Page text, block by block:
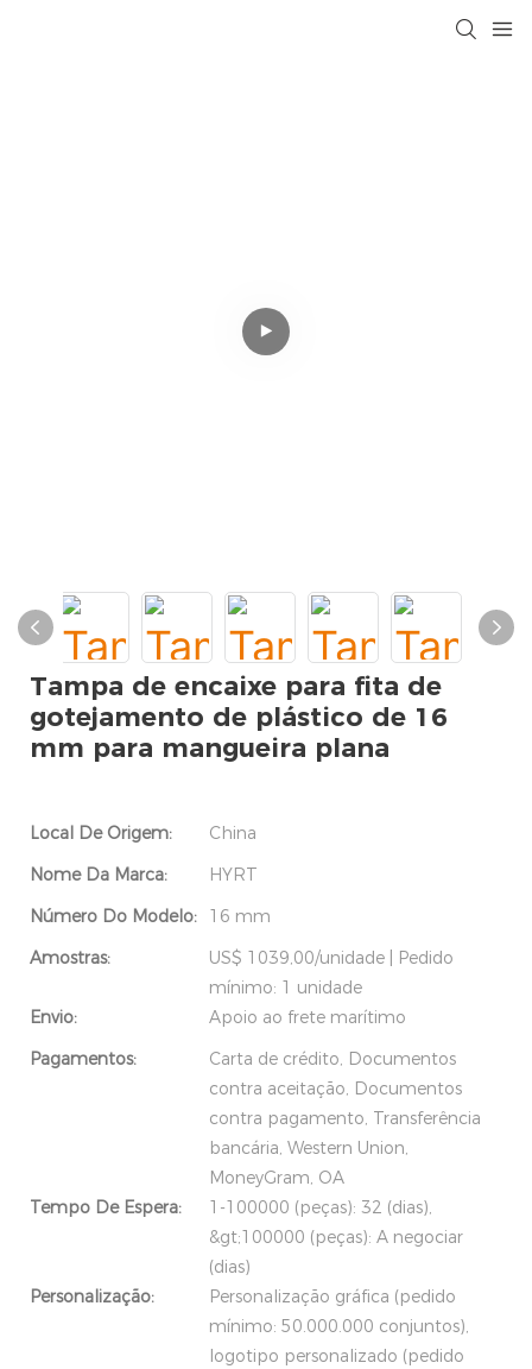
Tampa de encaixe para fita de
gotejamento de plástico de 16
mm para mangueira plana
Local De Origem:
China
Nome Da Marca:
HYRT
Número Do Modelo:
16 mm
Amostras:
US$ 1039,00/unidade | Pedido
mínimo: 1 unidade
Envio:
Apoio ao frete marítimo
Pagamentos:
Carta de crédito, Documentos
contra aceitação, Documentos
contra pagamento, Transferência
bancária, Western Union,
MoneyGram, OA
Tempo De Espera:
1-100000 (peças): 32 (dias),
&gt;100000 (peças): A negociar
(dias)
Personalização:
Personalização gráfica (pedido
mínimo: 50.000.000 conjuntos),
logotipo personalizado (pedido